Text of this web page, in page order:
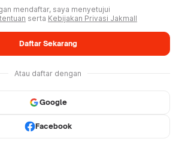
mendaftar, saya menyetujui
serta Kebijakan Privasi Jakmall
Daftar Sekarang
Atau daftar dengan
Google
Facebook